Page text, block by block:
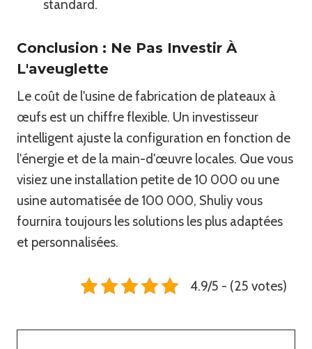
standard.
Conclusion : Ne Pas Investir À
L'aveuglette
Le coût de l'usine de fabrication de plateaux à
œufs est un chiffre flexible. Un investisseur
intelligent ajuste la configuration en fonction de
l'énergie et de la main-d'œuvre locales. Que vous
visiez une installation petite de 10 000 ou une
usine automatisée de 100 000, Shuliy vous
fournira toujours les solutions les plus adaptées
et personnalisées.
4.9/5 - (25 votes)